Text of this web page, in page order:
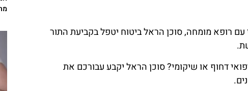
עם רופא מומחה, סוכן הראל ביטוח יטפל בקביעת התור
דחוף או שיקומי? סוכן הראל יקבע עבורכם את